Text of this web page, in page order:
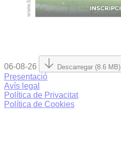
06-08-26 Descarregar (8.6 MB)
Presentació
Avís legal
Política de Privacitat
Política de Cookies